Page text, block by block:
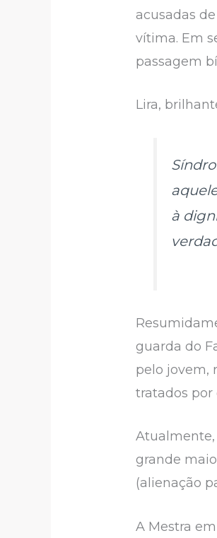
acusadas
vítima. Em
passagem
Lira,
à
guarda do
pelo jovem,
tratados por
grande
(alienação
A Mestra